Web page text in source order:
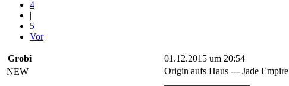
4
|
5
Vor
Grobi 01.12.2015 um 20:54
NEW
Origin aufs Haus --- Jade Empire